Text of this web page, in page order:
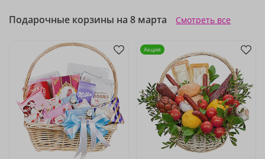
Подарочные корзины на 8 марта Смотреть все
Акция